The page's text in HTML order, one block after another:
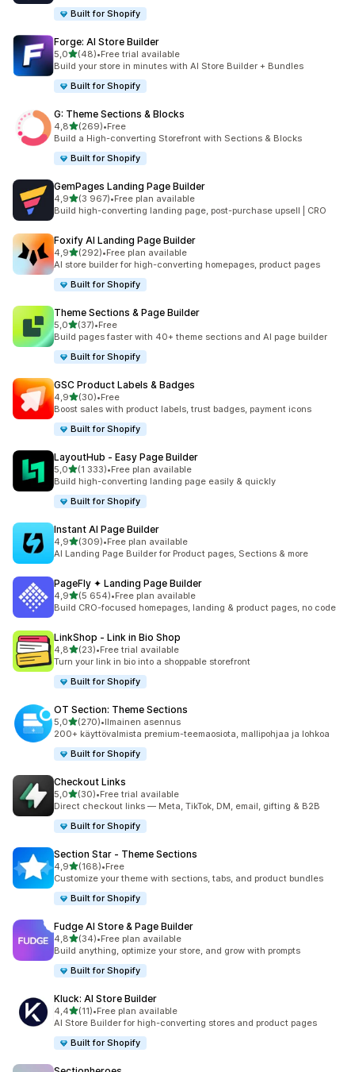
Built for Shopify
Forge: AI Store Builder
5,0/ 5 tähteä
(48)
48 arvostelua yhteensä
•Free trial available
Build your store in minutes with AI Store Builder + Bundles
Built for Shopify
G: Theme Sections & Blocks
4,8/ 5 tähteä
(269)
269 arvostelua yhteensä
•Free
Build a High-converting Storefront with Sections & Blocks
Built for Shopify
GemPages Landing Page Builder
4,9/ 5 tähteä
(3 967)
3967 arvostelua yhteensä
•Free plan available
Build high-converting landing page, post-purchase upsell | CRO
Foxify AI Landing Page Builder
4,9/ 5 tähteä
(292)
292 arvostelua yhteensä
•Free plan available
AI store builder for high-converting homepages, product pages
Built for Shopify
Theme Sections & Page Builder
5,0/ 5 tähteä
(37)
37 arvostelua yhteensä
•Free
Build pages faster with 40+ theme sections and AI page builder
Built for Shopify
GSC Product Labels & Badges
4,9/ 5 tähteä
(30)
30 arvostelua yhteensä
•Free
Boost sales with product labels, trust badges, payment icons
Built for Shopify
LayoutHub ‑ Easy Page Builder
5,0/ 5 tähteä
(1 333)
1333 arvostelua yhteensä
•Free plan available
Build high-converting landing page easily & quickly
Built for Shopify
Instant AI Page Builder
4,9/ 5 tähteä
(309)
309 arvostelua yhteensä
•Free plan available
AI Landing Page Builder for Product pages, Sections & more
PageFly ✦ Landing Page Builder
4,9/ 5 tähteä
(5 654)
5654 arvostelua yhteensä
•Free plan available
Build CRO-focused homepages, landing & product pages, no code
LinkShop ‑ Link in Bio Shop
4,8/ 5 tähteä
(23)
23 arvostelua yhteensä
•Free trial available
Turn your link in bio into a shoppable storefront
Built for Shopify
OT Section: Theme Sections
5,0/ 5 tähteä
(270)
270 arvostelua yhteensä
•Ilmainen asennus
200+ käyttövalmista premium-teemaosiota, mallipohjaa ja lohkoa
Built for Shopify
Checkout Links
5,0/ 5 tähteä
(30)
30 arvostelua yhteensä
•Free trial available
Direct checkout links — Meta, TikTok, DM, email, gifting & B2B
Built for Shopify
Section Star ‑ Theme Sections
4,9/ 5 tähteä
(168)
168 arvostelua yhteensä
•Free
Customize your theme with sections, tabs, and product bundles
Built for Shopify
Fudge AI Store & Page Builder
4,8/ 5 tähteä
(34)
34 arvostelua yhteensä
•Free plan available
Build anything, optimize your store, and grow with prompts
Built for Shopify
Kluck: AI Store Builder
4,4/ 5 tähteä
(11)
11 arvostelua yhteensä
•Free plan available
AI Store Builder for high-converting stores and product pages
Built for Shopify